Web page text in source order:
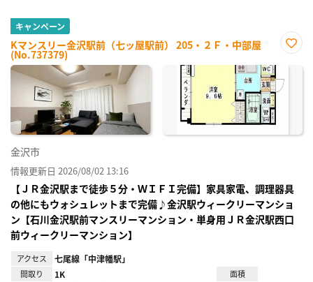
キャンペーン
Kマンスリー金沢駅前（七ッ屋駅前） 205・２Ｆ・中部屋
(No.737379)
に入
り登
録
金沢市
情報更新日 2026/08/02 13:16
【ＪＲ金沢駅まで徒歩５分・ＷＩＦＩ完備】家具家電、調理器具
の他にもウォシュレットまで完備♪金沢駅ウィークリーマンショ
ン【石川金沢駅前マンスリーマンション・単身用ＪＲ金沢駅西口
前ウィークリーマンション】
アクセス 七尾線「中津幡駅」
間取り 1K
面積